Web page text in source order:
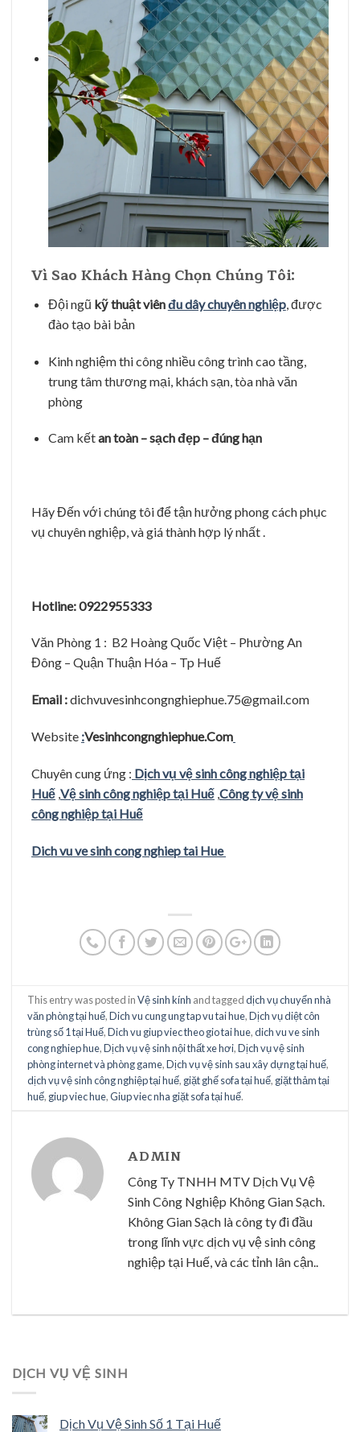
Vì Sao Khách Hàng Chọn Chúng Tôi:
Đội ngũ kỹ thuật viênđu dây chuyên nghiệp, được
đào tạo bài bản
Kinh nghiệm thi công nhiều công trình cao tầng,
trung tâm thương mại, khách sạn, tòa nhà văn
phòng
Cam kếtan toàn – sạch đẹp – đúng hạn
Hãy Đến với chúng tôi để tận hưởng phong cách phục
vụ chuyên nghiệp, và giá thành hợp lý nhất .
Hotline: 0922955333
Văn Phòng 1 : B2 Hoàng Quốc Việt – Phường An
Đông – Quận Thuận Hóa – Tp Huế
Email :dichvuvesinhcongnghiephue.75@gmail.com
Website :Vesinhcongnghiephue.Com
Chuyên cung ứng : Dịch vụ vệ sinh công nghiệp tại
Huế ,Vệ sinh công nghiệp tại Huế ,Công ty vệ sinh
công nghiệp tại Huế
Dich vu ve sinh cong nghiep tai Hue
This entry was posted inVệ sinh kính and taggeddịch vụ chuyển nhà
văn phòng tại huế,Dich vu cung ung tap vu tai hue,Dịch vụ diệt côn
trùng số 1 tại Huế,Dich vu giup viec theo gio tai hue,dich vu ve sinh
cong nghiep hue,Dịch vụ vệ sinh nội thất xe hơi,Dịch vụ vệ sinh
phòng internet và phòng game,Dịch vụ vệ sinh sau xây dựng tại huế,
dịch vụ vệ sinh công nghiệp tại huế, giặt ghế sofa tại huế, giặt thảm tại
huế, giup viec hue,Giup viec nha giặt sofa tại huế.
ADMIN
Công Ty TNHH MTV Dịch Vụ Vệ
Sinh Công Nghiệp Không Gian Sạch.
Không Gian Sạch là công ty đi đầu
trong lĩnh vực dịch vụ vệ sinh công
nghiệp tại Huế, và các tỉnh lân cận..
DỊCH VỤ VỆ SINH
Dịch Vụ Vệ Sinh Số 1 Tại Huế